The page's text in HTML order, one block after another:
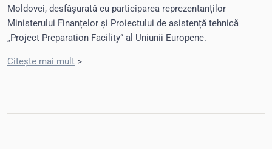
Moldovei, desfășurată cu participarea reprezentanților
Ministerului Finanțelor și Proiectului de asistență tehnică
„Project Preparation Facility” al Uniunii Europene.
Citește mai mult >